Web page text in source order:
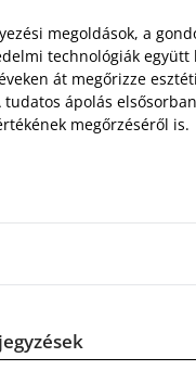
megoldások, a
technológiák együtt
át megőrizze
tudatos ápolás
megőrzéséről is.